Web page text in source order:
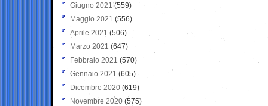
Giugno 2021(559)
Maggio 2021 (556)
Aprile 2021 (506)
Marzo 2021 (647)
Febbraio 2021 (570)
Gennaio 2021 (605)
Dicembre 2020 (619)
Novembre 2020 (575)